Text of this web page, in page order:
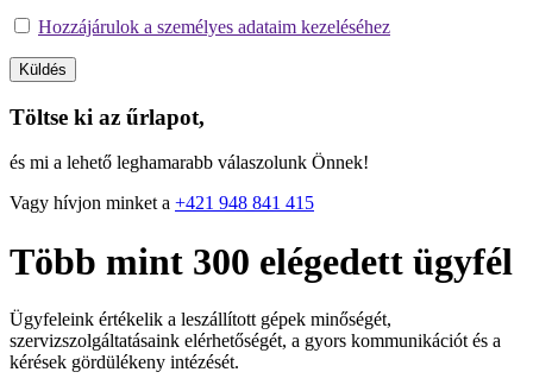
Hozzájárulok a személyes adataim kezeléséhez
Töltse ki az űrlapot,
és mi a lehető leghamarabb válaszolunk Önnek!
Vagy hívjon minket a +421 948 841 415
Több mint 300 elégedett ügyfél
Ügyfeleink értékelik a leszállított gépek minőségét,
szervizszolgáltatásaink elérhetőségét, a gyors kommunikációt és a
kérések gördülékeny intézését.